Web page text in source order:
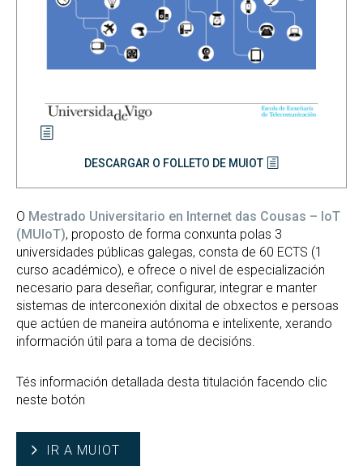
DESCARGAR O FOLLETO DE MUIOT
O Mestrado Universitario en Internet das Cousas – IoT
(MUIoT), proposto de forma conxunta polas 3
universidades públicas galegas, consta de 60 ECTS (1
curso académico), e ofrece o nivel de especialización
necesario para deseñar, configurar, integrar e manter
sistemas de interconexión dixital de obxectos e persoas
que actúen de maneira autónoma e intelixente, xerando
información útil para a toma de decisións.
Tés información detallada desta titulación facendo clic
neste botón
IR A MUIOT